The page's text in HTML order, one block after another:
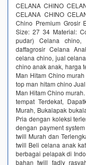
CELANA CHINO
CELANA CHINO
Chino Premium Grosir
Size: 27 34 Material:
pudar) Celana chino,
daffagrosir Celana
celana chino, jual
chino anak anak, harga
Man Hitam Chino
top man hitam chino
Man Hitam Chino
tempat Terdekat,
Murah, Bukalapak
Pria dengan koleksi
dengan payment
twill Murah dan
twill Beli celana anak
berbagai pelapak di
bahan twill fadly